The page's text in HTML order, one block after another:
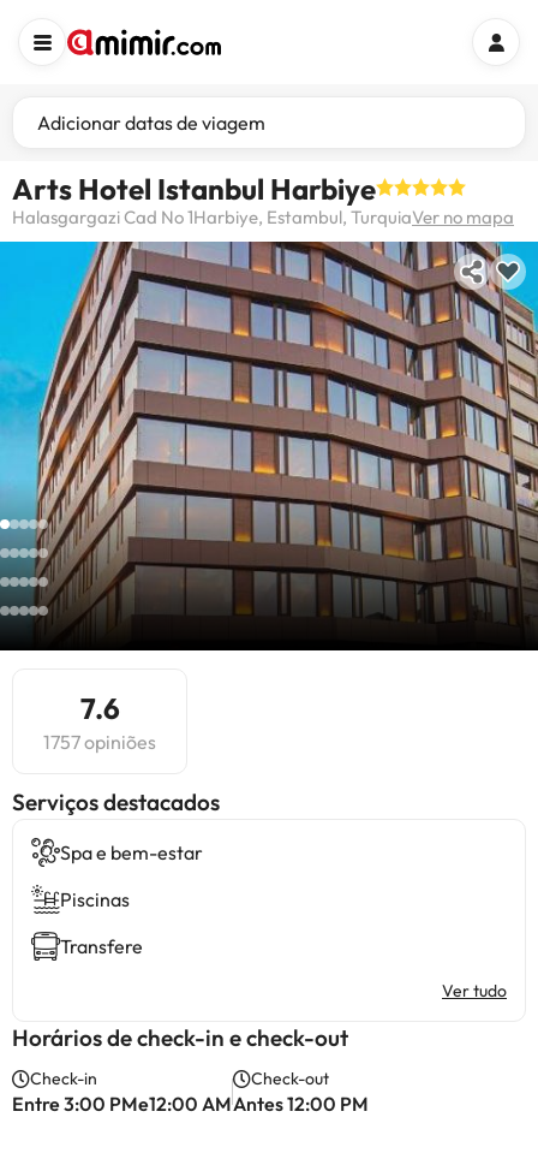
Adicionar datas de viagem
Arts Hotel Istanbul Harbiye
Halasgargazi Cad No 1Harbiye, Estambul, TurquiaVer no mapa
7.6
1757 opiniões
Serviços destacados
Spa e bem-estar
Piscinas
Transfere
Ver tudo
Horários de check-in e check-out
Check-in
Entre 3:00 PMe12:00 AM
Check-out
Antes 12:00 PM